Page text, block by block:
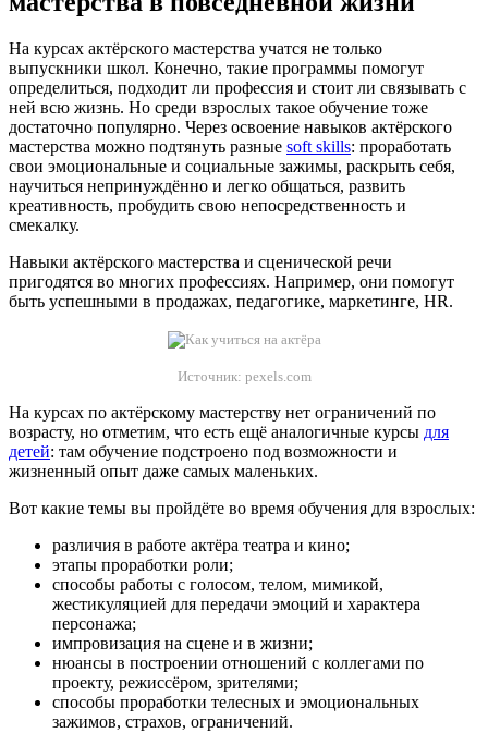
На курсах актёрского мастерства учатся не только
выпускники школ. Конечно, такие программы помогут
определиться, подходит ли профессия и стоит ли связывать с
ней всю жизнь. Но среди взрослых такое обучение тоже
достаточно популярно. Через освоение навыков актёрского
мастерства можно подтянуть разные soft skills: проработать
свои эмоциональные и социальные зажимы, раскрыть себя,
научиться непринуждённо и легко общаться, развить
креативность, пробудить свою непосредственность и
смекалку.
Навыки актёрского мастерства и сценической речи
пригодятся во многих профессиях. Например, они помогут
быть успешными в продажах, педагогике, маркетинге, HR.
Источник: pexels.com
На курсах по актёрскому мастерству нет ограничений по
возрасту, но отметим, что есть ещё аналогичные курсы для
детей: там обучение подстроено под возможности и
жизненный опыт даже самых маленьких.
Вот какие темы вы пройдёте во время обучения для взрослых:
различия в работе актёра театра и кино;
этапы проработки роли;
способы работы с голосом, телом, мимикой,
жестикуляцией для передачи эмоций и характера
персонажа;
импровизация на сцене и в жизни;
нюансы в построении отношений с коллегами по
проекту, режиссёром, зрителями;
способы проработки телесных и эмоциональных
зажимов, страхов, ограничений.